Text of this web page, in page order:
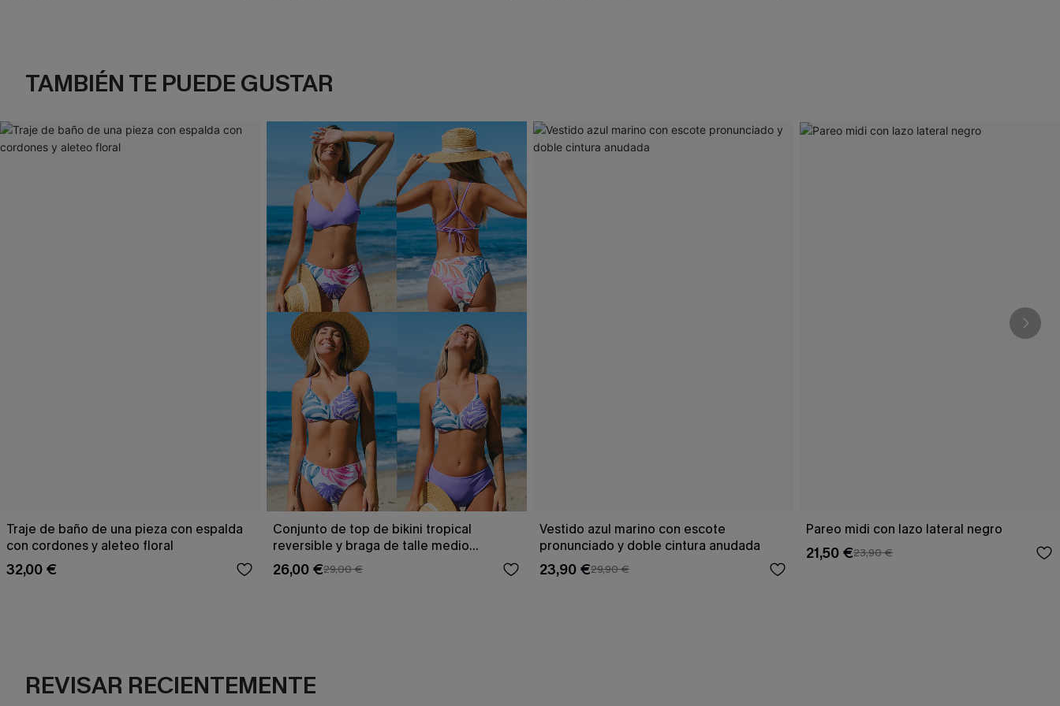
TAMBIÉN TE PUEDE GUSTAR
Traje de baño de una pieza con espalda
con cordones y aleteo floral
32,00 €
Conjunto de top de bikini tropical
reversible y braga de talle medio
Escaping
26,00 €29,00 €
Vestido azul marino con escote
pronunciado y doble cintura anudada
23,90 €29,90 €
Pareo midi con lazo lateral negro
21,50 €23,90 €
REVISAR RECIENTEMENTE